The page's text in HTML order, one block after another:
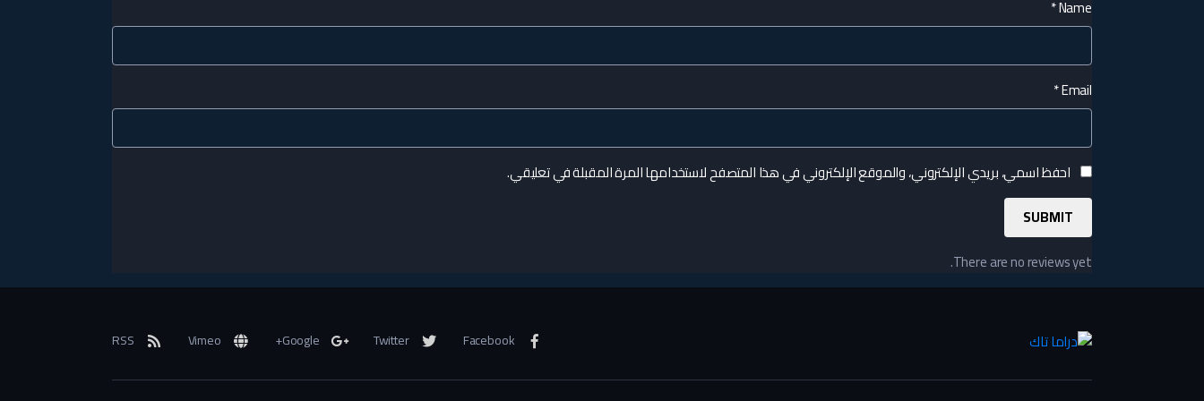
Name
*
Email
*
احفظ اسمي، بريدي الإلكتروني، والموقع الإلكتروني في هذا المتصفح لاستخدامها المرة المقبلة في تعليقي.
There are no reviews yet.
Facebook
Twitter
Google+
Vimeo
RSS